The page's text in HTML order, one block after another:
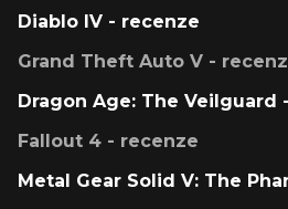
Diablo IV - recenze
Grand Theft Auto V -
Dragon Age: The Veilguard
Fallout 4 - recenze
Metal Gear Solid V: The